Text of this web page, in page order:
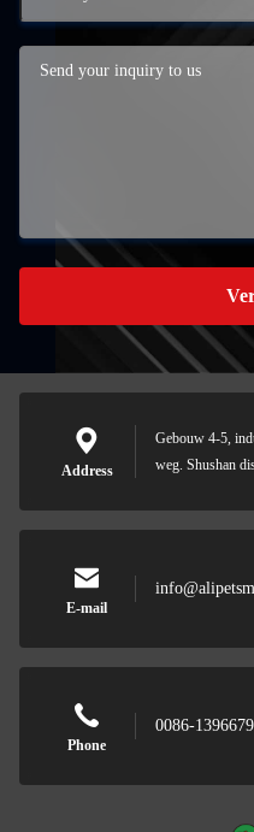
Address
Gebouw 4-5,
weg. Shushan
E-mail
Phone
0086-